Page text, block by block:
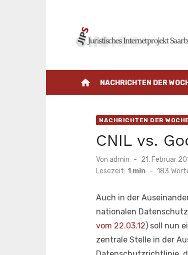
home NACHRICHTEN DER
NACHRICHTEN DER
CNIL vs.
Von admin
Veröffentlicht
am
21. Februar
Lesezeit: 1 min - 183
Auch in der
nationalen
vom 22.03.12) soll nun
zentrale Stelle in der